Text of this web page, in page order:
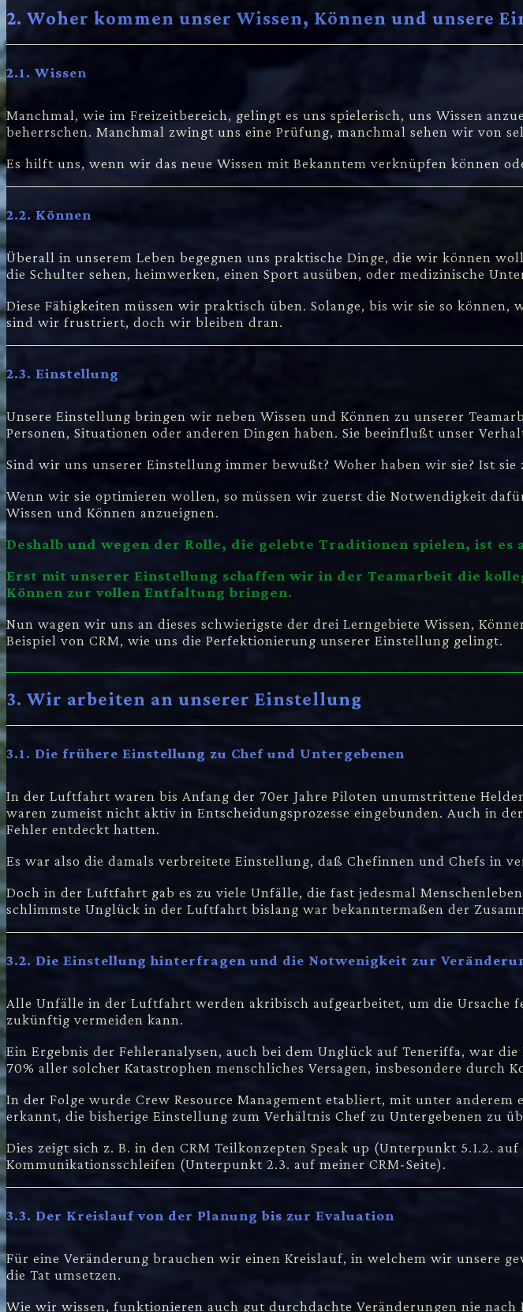
2. Woher kommen unser Wissen, Können und unsere
2.1. Wissen
Manchmal, wie im Freizeitbereich, gelingt es uns spielerisch, uns Wissen
beherrschen. Manchmal zwingt uns eine Prüfung, manchmal sehen wir von
Es hilft uns, wenn wir das neue Wissen mit Bekanntem verknüpfen können
2.2. Können
Überall in unserem Leben begegnen uns praktische Dinge, die wir können
die Schulter sehen, heimwerken, einen Sport ausüben, oder medizinische
Diese Fähigkeiten müssen wir praktisch üben. Solange, bis wir sie so
sind wir frustriert, doch wir bleiben dran.
2.3. Einstellung
Unsere Einstellung bringen wir neben Wissen und Können zu unserer
Personen, Situationen oder anderen Dingen haben. Sie beeinflußt unser
Sind wir uns unserer Einstellung immer bewußt? Woher haben wir sie? Ist
Wenn wir sie optimieren wollen, so müssen wir zuerst die Notwendigkeit
Wissen und Können anzueignen.
Deshalb und wegen der Rolle, die gelebte Traditionen spielen, ist
Erst mit unserer Einstellung schaffen wir in der Teamarbeit die
Können zur vollen Entfaltung bringen.
Nun wagen wir uns an dieses schwierigste der drei Lerngebiete Wissen,
Beispiel von CRM, wie uns die Perfektionierung unserer Einstellung gelingt.
3. Wir arbeiten an unserer Einstellung
3.1. Die frühere Einstellung zu Chef und Untergebenen
In der Luftfahrt waren bis Anfang der 70er Jahre Piloten unumstrittene
waren zumeist nicht aktiv in Entscheidungsprozesse eingebunden. Auch in
Fehler entdeckt hatten.
Es war also die damals verbreitete Einstellung, daß Chefinnen und Chefs in
Doch in der Luftfahrt gab es zu viele Unfälle, die fast jedesmal
schlimmste Unglück in der Luftfahrt bislang war bekanntermaßen der
3.2. Die Einstellung hinterfragen und die Notwenigkeit zur
Alle Unfälle in der Luftfahrt werden akribisch aufgearbeitet, um die Ursache
zukünftig vermeiden kann.
Ein Ergebnis der Fehleranalysen, auch bei dem Unglück auf Teneriffa, war
70% aller solcher Katastrophen menschliches Versagen, insbesondere durch
In der Folge wurde Crew Resource Management etabliert, mit unter
erkannt, die bisherige Einstellung zum Verhältnis Chef zu Untergebenen zu
Dies zeigt sich z. B. in den CRM Teilkonzepten Speak up (Unterpunkt 5.1.2.
Kommunikationsschleifen (Unterpunkt 2.3. auf meiner CRM-Seite).
3.3. Der Kreislauf von der Planung bis zur Evaluation
Für eine Veränderung brauchen wir einen Kreislauf, in welchem wir unsere
die Tat umsetzen.
Wie wir wissen, funktionieren auch gut durchdachte Veränderungen nie